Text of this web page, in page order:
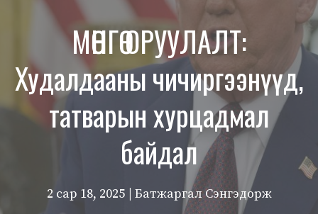
МӨНГӨ ОРУУЛАЛТ:
Худалдааны чичиргээнүүд,
татварын хурцадмал
байдал
2 сар 18, 2025 | Батжаргал Сэнгэдорж